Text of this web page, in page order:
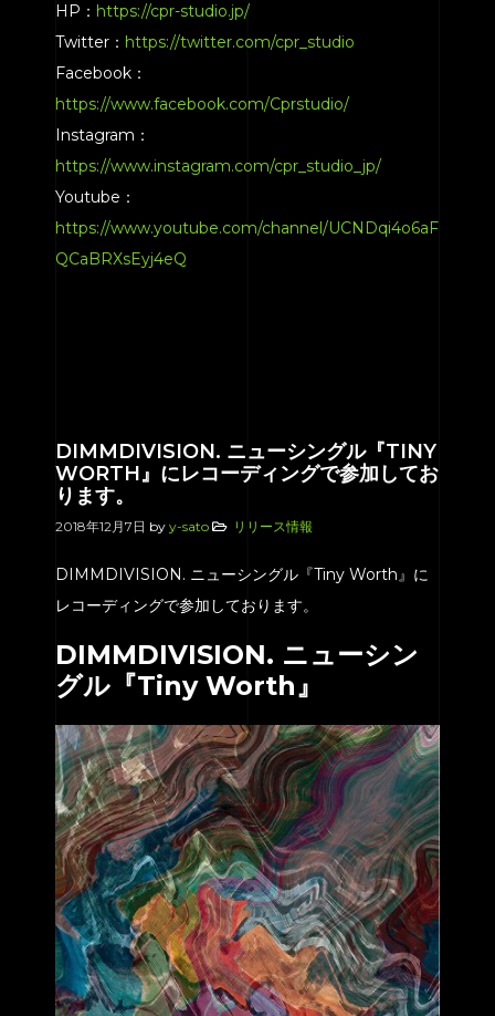
HP： https://cpr-studio.jp/
Twitter： https://twitter.com/cpr_studio
Facebook：
https://www.facebook.com/Cprstudio/
Instagram：
https://www.instagram.com/cpr_studio_jp/
Youtube：
https://www.youtube.com/channel/UCNDqi4o6aF
QCaBRXsEyj4eQ
DIMMDIVISION. ニューシングル『TINY
WORTH』にレコーディングで参加してお
ります。
2018年12月7日 by y-sato リリース情報
DIMMDIVISION. ニューシングル『Tiny Worth』に
レコーディングで参加しております。
DIMMDIVISION. ニューシン
グル『Tiny Worth』